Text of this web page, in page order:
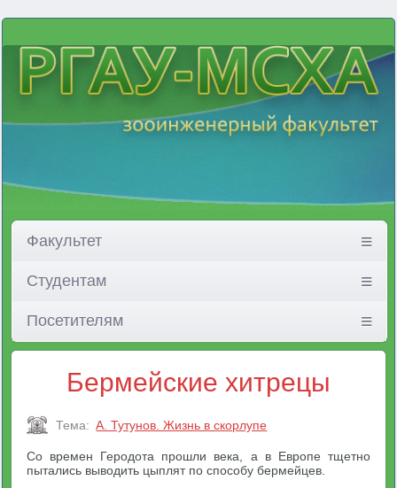
Факультет
Студентам
Посетителям
Бермейские хитрецы
Тема: А. Тутунов. Жизнь в скорлупе
Со времен Геродота прошли века, а в Европе тщетно
пытались выводить цыплят по способу бермейцев.